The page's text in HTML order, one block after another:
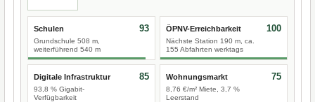
Schulen
Grundschule 508 m,
weiterführend 540 m
93 ÖPNV-Erreichbarkeit
Nächste Station 190 m, ca.
155 Abfahrten werktags
100
Digitale Infrastruktur
93,8 % Gigabit-
Verfügbarkeit
85 Wohnungsmarkt
8,76 €/m² Miete, 3,7 %
Leerstand
75